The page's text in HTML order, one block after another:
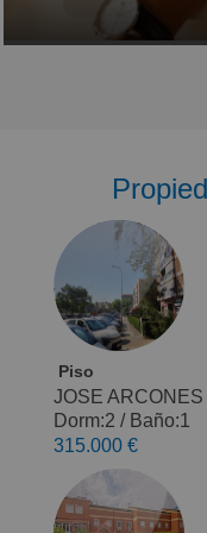
Piso
JOSE
Dorm:2 / Baño:1
315.000 €